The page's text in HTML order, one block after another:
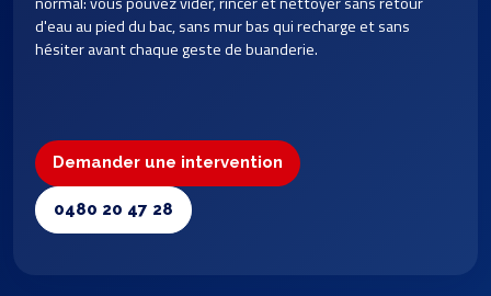
d'eau au pied du bac, sans mur bas qui recharge et sans
hésiter avant chaque geste de buanderie.
Demander une intervention
0480 20 47 28